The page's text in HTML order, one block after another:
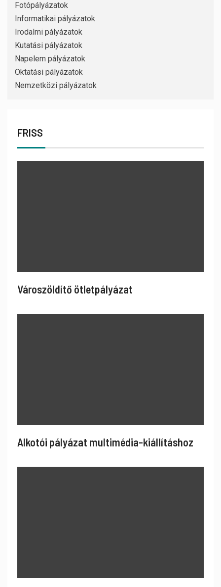
Fotópályázatok
Informatikai pályázatok
Irodalmi pályázatok
Kutatási pályázatok
Napelem pályázatok
Oktatási pályázatok
Nemzetközi pályázatok
FRISS
Városzöldítő ötletpályázat
Alkotói pályázat multimédia-kiállításhoz